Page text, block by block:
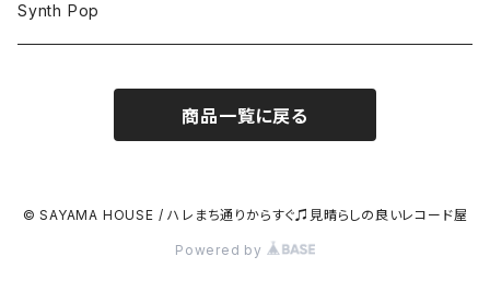
Synth Pop
商品一覧に戻る
© SAYAMA HOUSE / ハレまち通りからすぐ♫見晴らしの良いレコード屋
Powered by